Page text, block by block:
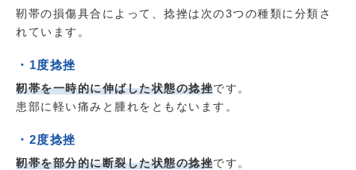
靭帯の損傷具合によって、捻挫は次の3つの種類に分類さ
れています。
・1度捻挫
靭帯を一時的に伸ばした状態の捻挫です。
患部に軽い痛みと腫れをともないます。
・2度捻挫
靭帯を部分的に断裂した状態の捻挫です。